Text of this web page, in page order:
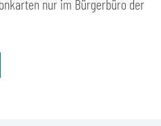
nur im Bürgerbüro der